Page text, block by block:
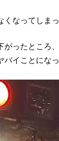
なってしまっ
がったところ
イことになっ